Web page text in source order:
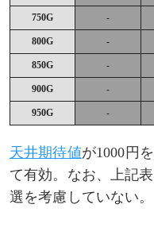
750G -
800G -
850G -
900G -
950G -
天井期待値が1000円
て有効。なお、上記
選を考慮していない。